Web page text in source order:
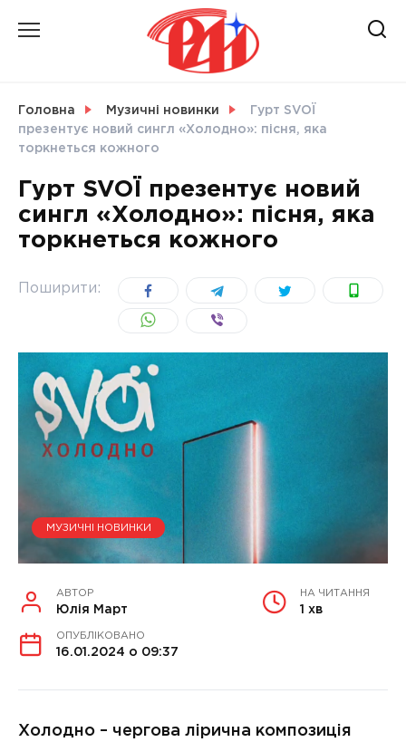
СВІТ
УКРАЇНА
Головна Музичні новинки
Гурт SVOÏ
презентує новий сингл «Холодно»: пісня, яка
торкнеться кожного
Гурт SVOÏ презентує новий
сингл «Холодно»: пісня, яка
торкнеться кожного
Поширити:
МУЗИЧНІ НОВИНКИ
АВТОР
Юлія Март
НА ЧИТАННЯ
1 хв
ОПУБЛІКОВАНО
16.01.2024 о 09:37
Холодно – чергова лірична композиція